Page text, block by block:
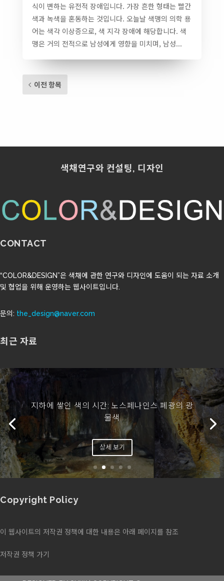
식이 변하는 유전적 장애입니다. 가장 흔한 형태는 빨간
색과 녹색을 혼동하는 것입니다. 오늘날 색맹의 의학 용
어는 색각 이상증으로, 색 지각 장애에 해당합니다. 색
맹은 거의 전적으로 남성에게 영향을 미치며, 남성...
이전 항목
색채연구와 컨설팅, 디자인
CONTACT
“COLOR&DESIGN”은 색채에 관한 연구와 디자인에 도움이 되는 자료 소개
및 협업을 위해 운영하는 웹사이트입니다.
문의: the_design@naver.com
최근 자료
지하에 쌓인 색의 시간: 노스페나인스 폐광의 광
물색
상세 보기
Copyright Policy
이 웹사이트의 저작권 정책에 대한 내용은 아래 페이지를 참조
저작권 정책 가기